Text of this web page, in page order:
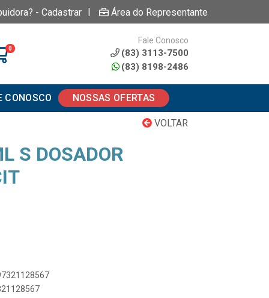
- Cadastrar | Área do Representante
0
Fale Conosco
(83) 3113-7500
(83) 8198-2486
CONOSCO NOSSAS OFERTAS
VOLTAR
S DOSADOR